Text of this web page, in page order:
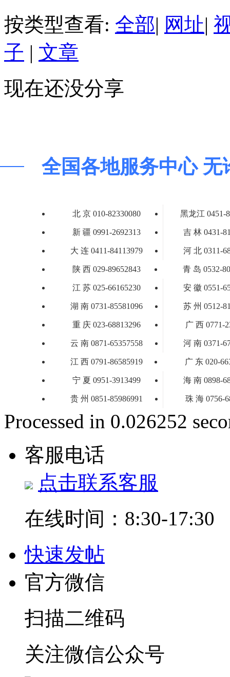
按类型查看: 全部| 网址|
子 | 文章
现在还没分享
全国各地服务中心
北 京 010-82330080 黑龙江 0451-
新 疆 0991-2692313 吉 林 0431-
大 连 0411-84113979 河 北 0311-
陕 西 029-89652843 青 岛 0532-
江 苏 025-66165230 安 徽 0551-
湖 南 0731-85581096 苏 州 0512-
重 庆 023-68813296 广 西 0771-
云 南 0871-65357558 河 南 0371-
江 西 0791-86585919 广 东 020-
宁 夏 0951-3913499 海 南 0898-
贵 州 0851-85986991 珠 海 0756-
Processed in 0.026252
客服电话
点击联系客服
在线时间：8:30-17:30
快速发帖
官方微信
扫描二维码
关注微信公众号